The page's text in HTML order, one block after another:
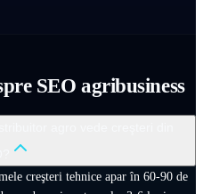
SEO agribusiness
creşteri tehnice apar în 60-90 de